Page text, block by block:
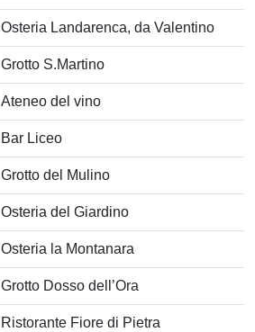
Osteria Landarenca, da Valentino
Grotto S.Martino
Ateneo del vino
Bar Liceo
Grotto del Mulino
Osteria del Giardino
Osteria la Montanara
Grotto Dosso dell’Ora
Ristorante Fiore di Pietra